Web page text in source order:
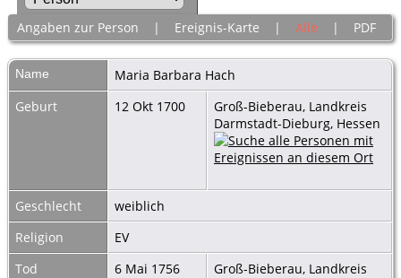
Angaben zur Person | Ereignis-Karte | Alle | PDF
Name Maria Barbara Hach
Geburt
12 Okt 1700
Groß-Bieberau, Landkreis
Darmstadt-Dieburg, Hessen
Geschlecht
weiblich
Religion
EV
Tod
6 Mai 1756
Groß-Bieberau, Landkreis